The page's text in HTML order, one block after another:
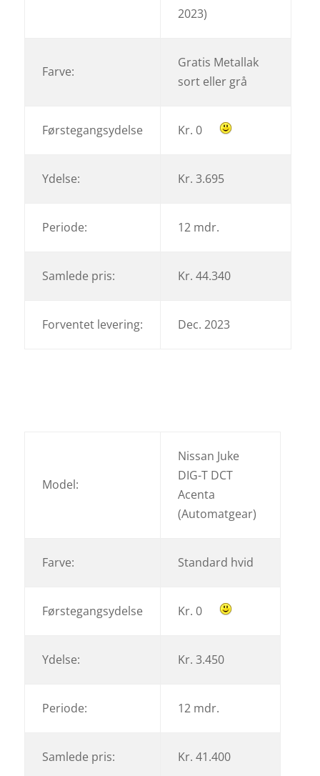
2023)
Farve:
Gratis Metallak
sort eller grå
Førstegangsydelse Kr. 0
Ydelse: Kr. 3.695
Periode: 12 mdr.
Samlede pris: Kr. 44.340
Forventet levering: Dec. 2023
Model:
Nissan Juke
DIG-T DCT
Acenta
(Automatgear)
Farve: Standard hvid
Førstegangsydelse Kr. 0
Ydelse: Kr. 3.450
Periode: 12 mdr.
Samlede pris: Kr. 41.400